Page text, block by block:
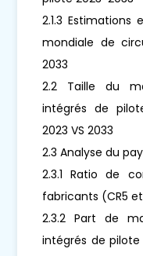
2.1.3
mondiale de
2033
2.2 Taille du
intégrés de
2023 VS 2033
2.3 Analyse du
2.3.1 Ratio de
fabricants (CR5 et
2.3.2 Part de
intégrés de